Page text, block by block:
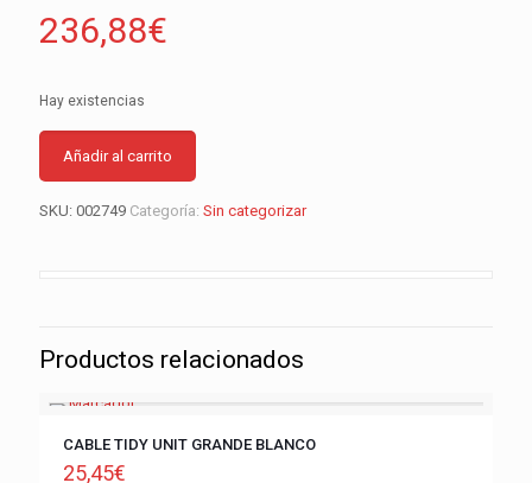
236,88€
Hay existencias
Añadir al carrito
SKU: 002749 Categoría: Sin categorizar
Productos relacionados
CABLE TIDY UNIT GRANDE BLANCO
25,45€